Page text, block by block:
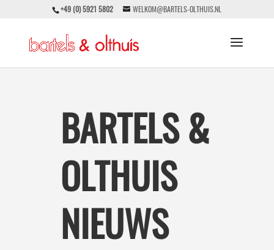
+49 (0) 5921 5802 WELKOM@BARTELS-OLTHUIS.NL
BARTELS &
OLTHUIS
NIEUWS